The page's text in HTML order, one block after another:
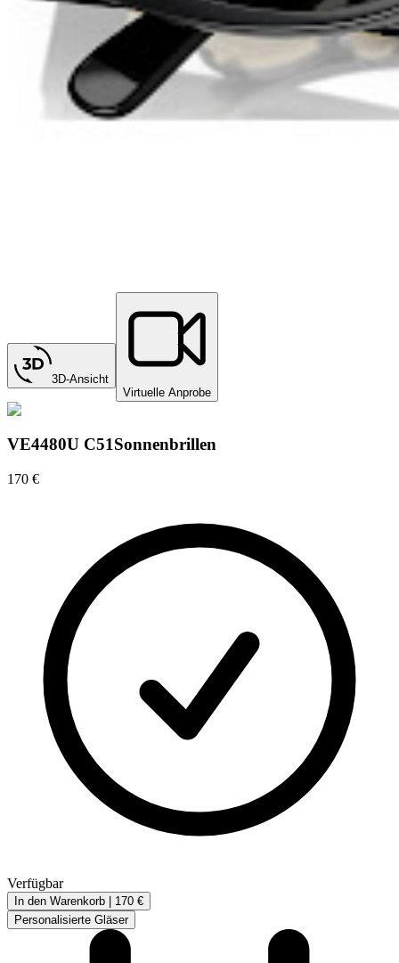
3D-Ansicht
Virtuelle Anprobe
VE4480U C51Sonnenbrillen
170 €
Verfügbar
In den Warenkorb | 170 €
Personalisierte Gläser